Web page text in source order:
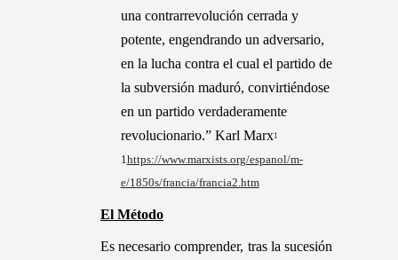
una contrarrevolución cerrada y
potente, engendrando un adversario,
en la lucha contra el cual el partido de
la subversión maduró, convirtiéndose
en un partido verdaderamente
revolucionario.” Karl Marx1
1 https://www.marxists.org/espanol/m-
e/1850s/francia/francia2.htm
El Método
Es necesario comprender, tras la sucesión